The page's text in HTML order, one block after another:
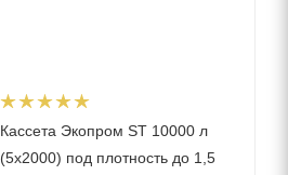
Кассета Экопром ST 10000 л
(5х2000) под плотность до 1,5